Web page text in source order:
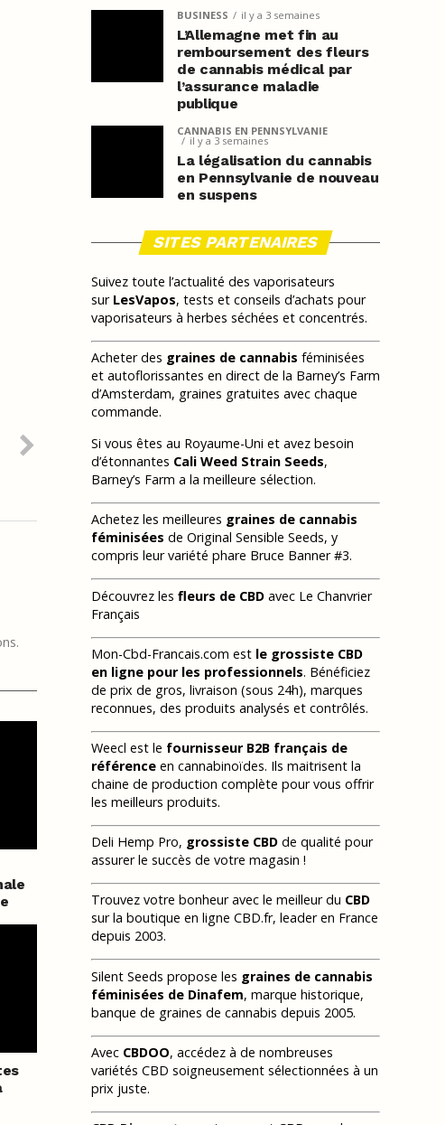
BUSINESS il y a 3 semaines
L’Allemagne met fin au
remboursement des fleurs
de cannabis médical par
l’assurance maladie
publique
CANNABIS EN PENNSYLVANIE
il y a 3 semaines
La légalisation du cannabis
en Pennsylvanie de nouveau
en suspens
SITES PARTENAIRES
Suivez toute l’actualité des vaporisateurs
sur LesVapos, tests et conseils d’achats pour
vaporisateurs à herbes séchées et concentrés.
Acheter des graines de cannabis féminisées
et autoflorissantes en direct de la Barney’s Farm
d’Amsterdam, graines gratuites avec chaque
commande.
Si vous êtes au Royaume-Uni et avez besoin
d’étonnantes Cali Weed Strain Seeds,
Barney’s Farm a la meilleure sélection.
Achetez les meilleures graines de cannabis
féminisées de Original Sensible Seeds, y
compris leur variété phare Bruce Banner #3.
Découvrez les fleurs de CBD avec Le Chanvrier
Français
Mon-Cbd-Francais.com est le grossiste CBD
en ligne pour les professionnels. Bénéficiez
de prix de gros, livraison (sous 24h), marques
reconnues, des produits analysés et contrôlés.
Weecl est le fournisseur B2B français de
référence en cannabinoïdes. Ils maitrisent la
chaine de production complète pour vous offrir
les meilleurs produits.
Deli Hemp Pro, grossiste CBD de qualité pour
assurer le succès de votre magasin !
Trouvez votre bonheur avec le meilleur du CBD
sur la boutique en ligne CBD.fr, leader en France
depuis 2003.
Silent Seeds propose les graines de cannabis
féminisées de Dinafem, marque historique,
banque de graines de cannabis depuis 2005.
Avec CBDOO, accédez à de nombreuses
variétés CBD soigneusement sélectionnées à un
prix juste.